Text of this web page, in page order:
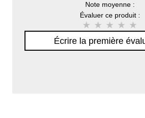
Note moyenne :
Évaluer ce produit :
Écrire la première